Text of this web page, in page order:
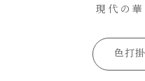
現代の
色打